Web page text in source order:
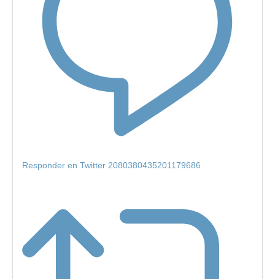
Responder en Twitter 2080380435201179686